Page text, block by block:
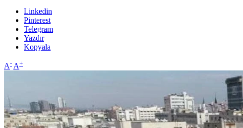
Linkedin
Pinterest
Telegram
Yazdır
Kopyala
A- A+